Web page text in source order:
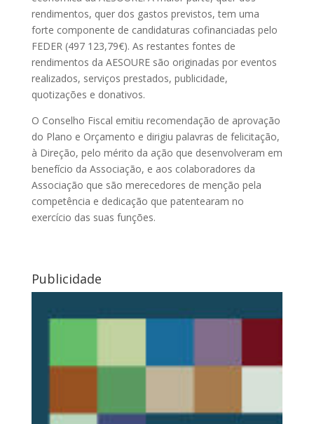
rendimentos, quer dos gastos previstos, tem uma
forte componente de candidaturas cofinanciadas pelo
FEDER (497 123,79€). As restantes fontes de
rendimentos da AESOURE são originadas por eventos
realizados, serviços prestados, publicidade,
quotizações e donativos.
O Conselho Fiscal emitiu recomendação de aprovação
do Plano e Orçamento e dirigiu palavras de felicitação,
à Direção, pelo mérito da ação que desenvolveram em
benefício da Associação, e aos colaboradores da
Associação que são merecedores de menção pela
competência e dedicação que patentearam no
exercício das suas funções.
Publicidade